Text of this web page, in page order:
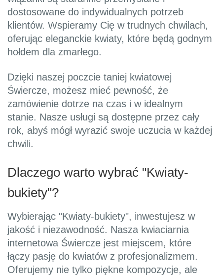
dostosowane do indywidualnych potrzeb
klientów. Wspieramy Cię w trudnych chwilach,
oferując eleganckie kwiaty, które będą godnym
hołdem dla zmarłego.
Dzięki naszej poczcie taniej kwiatowej
Świercze, możesz mieć pewność, że
zamówienie dotrze na czas i w idealnym
stanie. Nasze usługi są dostępne przez cały
rok, abyś mógł wyrazić swoje uczucia w każdej
chwili.
Dlaczego warto wybrać "Kwiaty-
bukiety"?
Wybierając "Kwiaty-bukiety", inwestujesz w
jakość i niezawodność. Nasza kwiaciarnia
internetowa Świercze jest miejscem, które
łączy pasję do kwiatów z profesjonalizmem.
Oferujemy nie tylko piękne kompozycje, ale